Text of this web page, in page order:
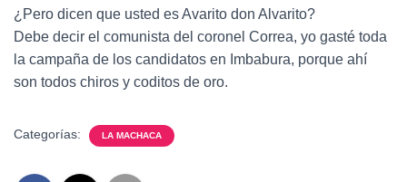
¿Pero dicen que usted es Avarito don Alvarito?
Debe decir el comunista del coronel Correa, yo gasté toda
la campaña de los candidatos en Imbabura, porque ahí
son todos chiros y coditos de oro.
Categorías: LA MACHACA